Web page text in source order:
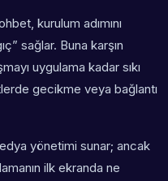
kurulum adımını
sağlar. Buna karşın
uygulama kadar sıkı
gecikme veya bağlantı
yönetimi sunar; ancak
ilk ekranda ne